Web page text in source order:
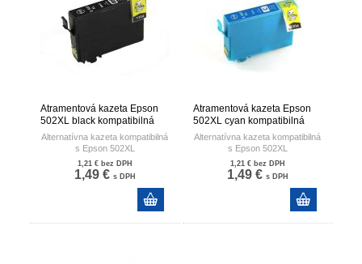
Atramentová kazeta Epson
502XL black kompatibilná
Alternatívna kazeta kompatibilná
s Epson 502XL
Výhodná alterantíva ku kazetám
C13T02V14010,
C13T02V24010,
C13T02V34010, C13T02V44010
1,21 € bez DPH
1,49 € s DPH
Atramentová kazeta Epson
502XL cyan kompatibilná
Alternatívna kazeta kompatibilná
s Epson 502XL
Kazety XL sú alternatívou k
malým kazetám C13T02V14010,
C13T02V24010,
C13T02V34010, C13T02V44010
1,21 € bez DPH
1,49 € s DPH